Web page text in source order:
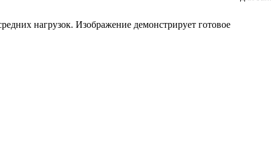
нагрузок. Изображение демонстрирует готовое